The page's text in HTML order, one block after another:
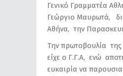
Γενικό Γραμματέα
Γεώργιο Μαυρωτά,
Αθήνα, την
Την πρωτοβουλία της
είχε ο Γ.Γ.Α, ενώ
ευκαιρία να